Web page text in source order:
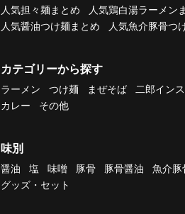
人気担々麺まとめ
人気鶏白湯ラーメン
人気醤油つけ麺まとめ
人気魚介豚骨つ
カテゴリーから探す
ラーメン つけ麺 まぜそば 二郎イン
カレー
その他
味別
醤油 塩 味噌 豚骨 豚骨醤油 魚介豚
グッズ・セット